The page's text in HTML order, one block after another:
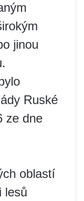
jinou
Ruské
ze dne
oblastí
lesů